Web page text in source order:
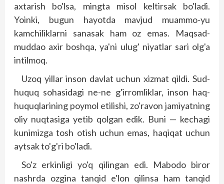
axtarish bo'lsa, mingta misol keltirsak bo'ladi.
Yoinki, bugun hayotda mavjud muammo-yu
kamchiliklarni sanasak ham oz emas. Maqsad-
muddao axir boshqa, ya'ni ulug' niyatlar sari olg'a
intilmoq.
Uzoq yillar inson davlat uchun xizmat qildi. Sud-
huquq sohasidagi ne-ne g'irromliklar, inson haq-
huquqlarining poymol etilishi, zo'ravon jamiyatning
oliy nuqtasiga yetib qolgan edik. Buni — kechagi
kunimizga tosh otish uchun emas, haqiqat uchun
aytsak to'g'ri bo'ladi.
So'z erkinligi yo'q qilingan edi. Mabodo biror
nashrda ozgina tanqid e'lon qilinsa ham tanqid